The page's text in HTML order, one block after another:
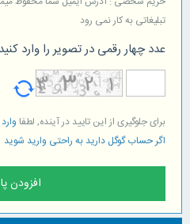
تبلیغاتی به کار نمی رود
عدد چهار رقمی در تصویر را وارد کنید
برای جلوگیری از این تایید در آینده, لطفا
اگر حساب گوگل دارید به راحتی وارید شوید